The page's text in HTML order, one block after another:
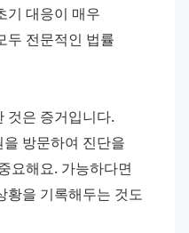
기 대응이 매우
두 전문적인 법률
것은 증거입니다.
방문하여 진단을
요해요. 가능하다면
황을 기록해두는 것도